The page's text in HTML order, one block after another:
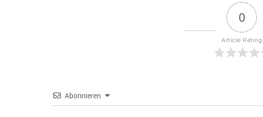
0
Article Rating
Abonnieren